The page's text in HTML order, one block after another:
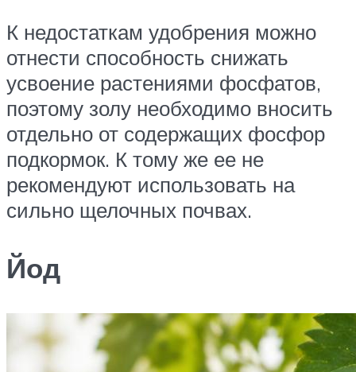
К недостаткам удобрения можно
отнести способность снижать
усвоение растениями фосфатов,
поэтому золу необходимо вносить
отдельно от содержащих фосфор
подкормок. К тому же ее не
рекомендуют использовать на
сильно щелочных почвах.
Йод